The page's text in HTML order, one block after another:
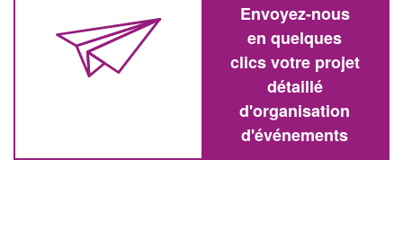
Envoyez-nous
en quelques
clics votre projet
détaillé
d'organisation
d'événements